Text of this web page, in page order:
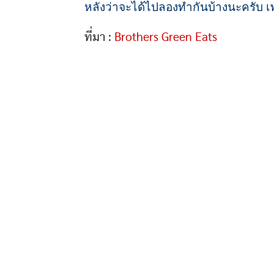
หลังว่าจะได้ไปลองทำกันบ้างนะครับ
ที่มา : Brothers Green Eats